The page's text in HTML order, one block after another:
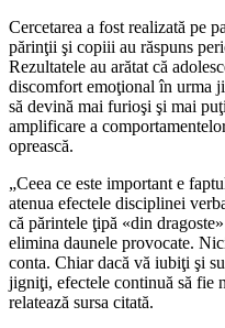
Cercetarea a fost realizată pe
părinţii şi copiii au răspuns
Rezultatele au arătat că
discomfort emoţional în urma
să devină mai furioşi şi mai
amplificare a
oprească.
„Ceea ce este important e
atenua efectele disciplinei
că părintele ţipă «din
elimina daunele provocate.
conta. Chiar dacă vă iubiţi şi
jigniţi, efectele continuă să fie
relatează sursa citată.